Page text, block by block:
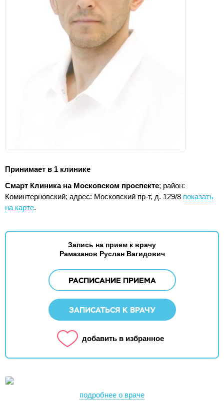
Принимает в 1 клинике
Смарт Клиника на Московском проспекте; район:
Коминтерновский; адрес: Московский пр-т, д. 129/8 показать
на карте.
Запись на прием к врачу
Рамазанов Руслан Вагидович
РАСПИСАНИЕ ПРИЕМА
ЗАПИСАТЬСЯ К ВРАЧУ
добавить в избранное
подробнее о враче